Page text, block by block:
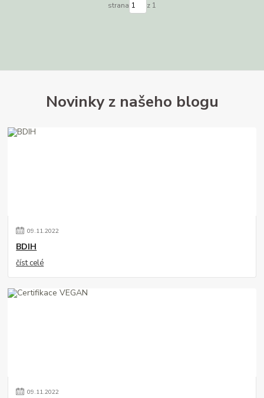
strana z 1
Novinky z našeho blogu
09.11.2022
BDIH
číst celé
09.11.2022